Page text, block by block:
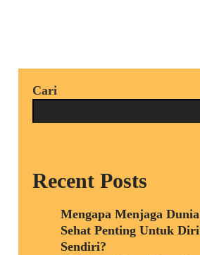
Cari
Recent Posts
Mengapa Menjaga Dunia
Sehat Penting Untuk Diri
Sendiri?